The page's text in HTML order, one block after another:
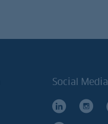
Social Media